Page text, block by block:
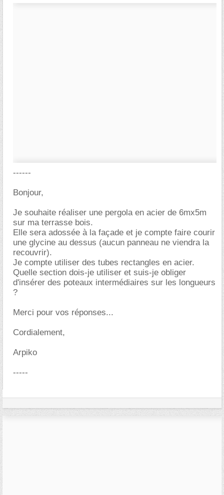
------
Bonjour,
Je souhaite réaliser une pergola en acier de 6mx5m
sur ma terrasse bois.
Elle sera adossée à la façade et je compte faire courir
une glycine au dessus (aucun panneau ne viendra la
recouvrir).
Je compte utiliser des tubes rectangles en acier.
Quelle section dois-je utiliser et suis-je obliger
d'insérer des poteaux intermédiaires sur les longueurs
?
Merci pour vos réponses...
Cordialement,
Arpiko
-----